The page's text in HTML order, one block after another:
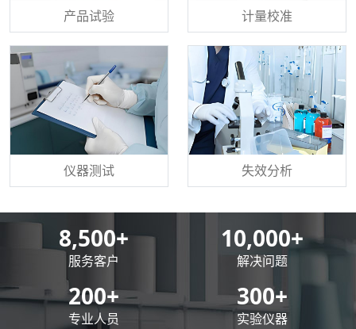
产品试验 计量校准
仪器测试 失效分析
8,500+
服务客户
10,000+
解决问题
200+
专业人员
300+
实验仪器